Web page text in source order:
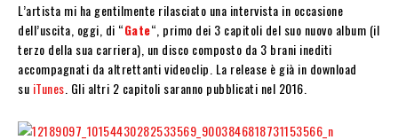
L’artista mi ha gentilmente rilasciato una intervista in occasione
dell’uscita, oggi, di “Gate“, primo dei 3 capitoli del suo nuovo album (il
terzo della sua carriera), un disco composto da 3 brani inediti
accompagnati da altrettanti videoclip. La release è già in download
su iTunes . Gli altri 2 capitoli saranno pubblicati nel 2016.